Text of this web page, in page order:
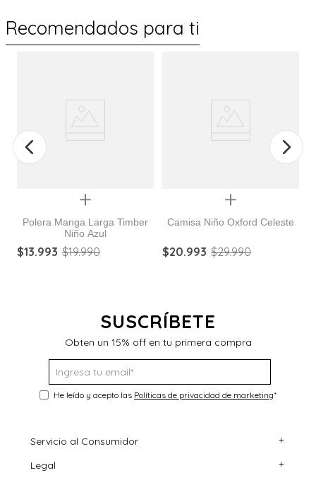
Recomendados para ti
Quickview
Polera Manga Larga Timber
Niño Azul
$13.993 $19.990
Quickview
Camisa Niño Oxford Celeste
$20.993 $29.990
SUSCRÍBETE
Obten un 15% off en tu primera compra
He leído y acepto las Políticas de privacidad de marketing*
Servicio al Consumidor +
Centro de Ayuda
Legal +